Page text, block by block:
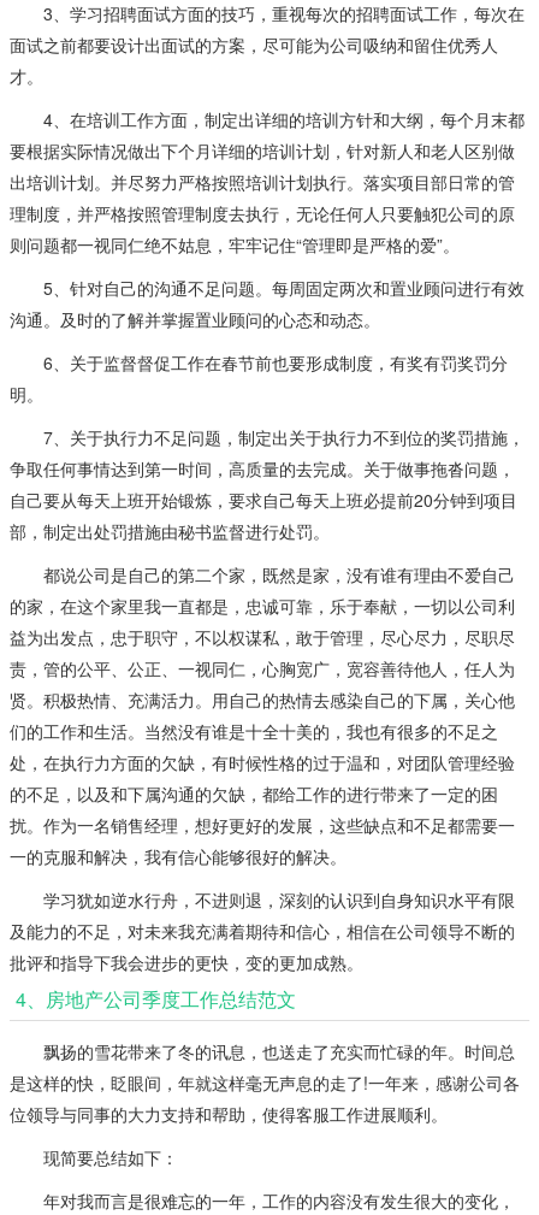
3、学习招聘面试方面的技巧，重视每次的招聘面试工作，每次在
面试之前都要设计出面试的方案，尽可能为公司吸纳和留住优秀人
才。
4、在培训工作方面，制定出详细的培训方针和大纲，每个月末都
要根据实际情况做出下个月详细的培训计划，针对新人和老人区别做
出培训计划。并尽努力严格按照培训计划执行。落实项目部日常的管
理制度，并严格按照管理制度去执行，无论任何人只要触犯公司的原
则问题都一视同仁绝不姑息，牢牢记住“管理即是严格的爱”。
5、针对自己的沟通不足问题。每周固定两次和置业顾问进行有效
沟通。及时的了解并掌握置业顾问的心态和动态。
6、关于监督督促工作在春节前也要形成制度，有奖有罚奖罚分
明。
7、关于执行力不足问题，制定出关于执行力不到位的奖罚措施，
争取任何事情达到第一时间，高质量的去完成。关于做事拖沓问题，
自己要从每天上班开始锻炼，要求自己每天上班必提前20分钟到项目
部，制定出处罚措施由秘书监督进行处罚。
都说公司是自己的第二个家，既然是家，没有谁有理由不爱自己
的家，在这个家里我一直都是，忠诚可靠，乐于奉献，一切以公司利
益为出发点，忠于职守，不以权谋私，敢于管理，尽心尽力，尽职尽
责，管的公平、公正、一视同仁，心胸宽广，宽容善待他人，任人为
贤。积极热情、充满活力。用自己的热情去感染自己的下属，关心他
们的工作和生活。当然没有谁是十全十美的，我也有很多的不足之
处，在执行力方面的欠缺，有时候性格的过于温和，对团队管理经验
的不足，以及和下属沟通的欠缺，都给工作的进行带来了一定的困
扰。作为一名销售经理，想好更好的发展，这些缺点和不足都需要一
一的克服和解决，我有信心能够很好的解决。
学习犹如逆水行舟，不进则退，深刻的认识到自身知识水平有限
及能力的不足，对未来我充满着期待和信心，相信在公司领导不断的
批评和指导下我会进步的更快，变的更加成熟。
4、房地产公司季度工作总结范文
飘扬的雪花带来了冬的讯息，也送走了充实而忙碌的年。时间总
是这样的快，眨眼间，年就这样毫无声息的走了!一年来，感谢公司各
位领导与同事的大力支持和帮助，使得客服工作进展顺利。
现简要总结如下：
年对我而言是很难忘的一年，工作的内容没有发生很大的变化，